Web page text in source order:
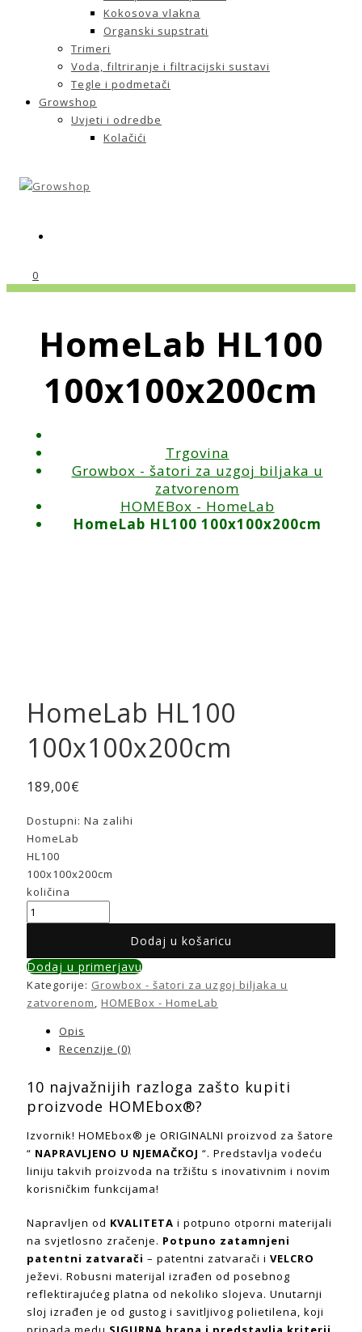
Kokosova vlakna
Organski supstrati
Trimeri
Voda, filtriranje i filtracijski sustavi
Tegle i podmetači
Growshop
Uvjeti i odredbe
Kolačići
0
HomeLab HL100
100x100x200cm
Trgovina
Growbox - šatori za uzgoj biljaka u
zatvorenom
HOMEBox - HomeLab
HomeLab HL100 100x100x200cm
HomeLab HL100
100x100x200cm
189,00€
Dostupni: Na zalihi
HomeLab
HL100
100x100x200cm
količina
Dodaj u košaricu
Dodaj u primerjavu
Kategorije: Growbox - šatori za uzgoj biljaka u
zatvorenom, HOMEBox - HomeLab
Opis
Recenzije (0)
10 najvažnijih razloga zašto kupiti
proizvode HOMEbox®?
Izvornik! HOMEbox® je ORIGINALNI proizvod za šatore
“ NAPRAVLJENO U NJEMAČKOJ “. Predstavlja vodeću
liniju takvih proizvoda na tržištu s inovativnim i novim
korisničkim funkcijama!
Napravljen od KVALITETA i potpuno otporni materijali
na svjetlosno zračenje. Potpuno zatamnjeni
patentni zatvarači – patentni zatvarači i VELCRO
ježevi. Robusni materijal izrađen od posebnog
reflektirajućeg platna od nekoliko slojeva. Unutarnji
sloj izrađen je od gustog i savitljivog polietilena, koji